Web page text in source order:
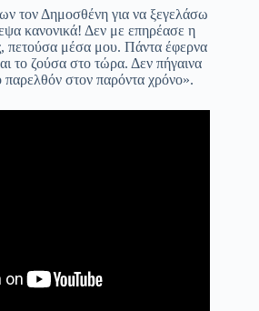
τον Δημοσθένη για να ξεγελάσω
κανονικά! Δεν με επηρέασε η
πετούσα μέσα μου. Πάντα έφερνα
το ζούσα στο τώρα. Δεν πήγαινα
στον παρόντα χρόνο».